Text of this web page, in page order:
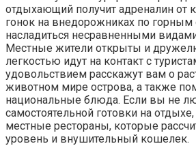
отдыхающий получит адреналин от
гонок на внедорожниках по
насладиться несравненными
Местные жители открыты и
легкостью идут на контакт с
удовольствием расскажут вам о
животном мире острова, а также
национальные блюда. Если вы не
самостоятельной готовки на
местные рестораны, которые
уровень и внушительный кошелек.